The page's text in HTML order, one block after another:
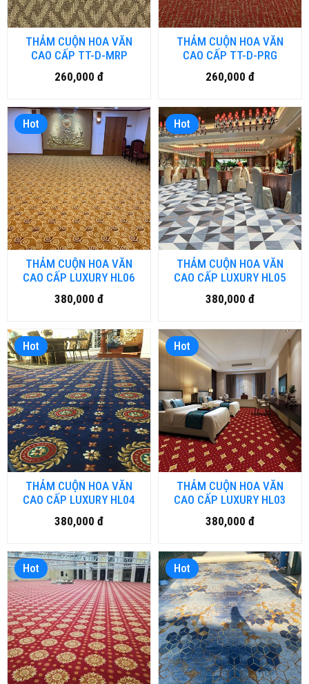
THẢM CUỘN HOA VĂN
CAO CẤP TT-D-MRP
260,000 đ
THẢM CUỘN HOA VĂN
CAO CẤP TT-D-PRG
260,000 đ
Hot
THẢM CUỘN HOA VĂN
CAO CẤP LUXURY HL06
380,000 đ
Hot
THẢM CUỘN HOA VĂN
CAO CẤP LUXURY HL05
380,000 đ
Hot
THẢM CUỘN HOA VĂN
CAO CẤP LUXURY HL04
380,000 đ
Hot
THẢM CUỘN HOA VĂN
CAO CẤP LUXURY HL03
380,000 đ
Hot Hot